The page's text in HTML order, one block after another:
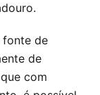
fonte de
de
com